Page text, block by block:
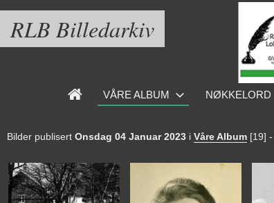
RLB Billedarkiv
VÅRE ALBUM NØKKELORD
Bilder publisert Onsdag 04 Januar 2023 i Våre Album [19] -